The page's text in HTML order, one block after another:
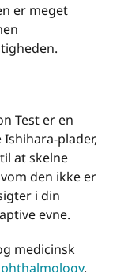
er meget
Test er en
plader,
at skelne
den ikke er
i din
evne.
medicinsk
.